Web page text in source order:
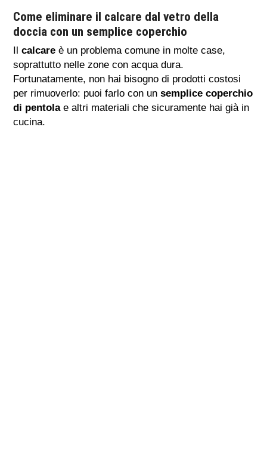
Come eliminare il calcare dal vetro della
doccia con un semplice coperchio
Ilcalcare è un problema comune in molte case,
soprattutto nelle zone con acqua dura.
Fortunatamente, non hai bisogno di prodotti costosi
per rimuoverlo: puoi farlo con unsemplice coperchio
di pentolae altri materiali che sicuramente hai già in
cucina.